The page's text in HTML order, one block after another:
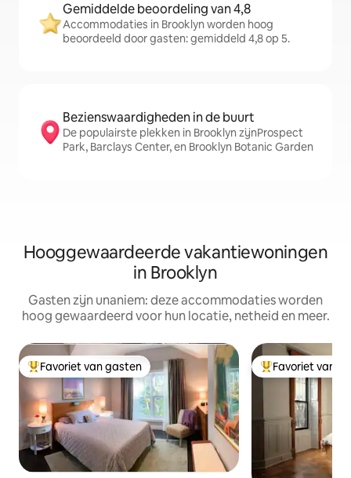
Gemiddelde beoordeling van 4,8
Accommodaties in Brooklyn worden hoog
beoordeeld door gasten: gemiddeld 4,8 op 5.
Bezienswaardigheden in de buurt
De populairste plekken in Brooklyn zijnProspect
Park, Barclays Center, en Brooklyn Botanic Garden
Hooggewaardeerde vakantiewoningen
in Brooklyn
Gasten zijn unaniem: deze accommodaties worden
hoog gewaardeerd voor hun locatie, netheid en meer.
Topfavoriet van gasten
Favoriet van gasten Topfavoriet van
Favoriet van